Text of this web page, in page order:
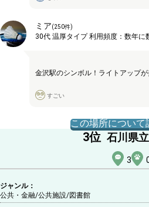
ミア(250件)
30代 温厚タイプ利用頻度： 数年に
金沢駅のシンボル！ライトアップが
すごい
この場所について
3位 石川県
3
ジャンル：
公共・金融/公共施設/図書館